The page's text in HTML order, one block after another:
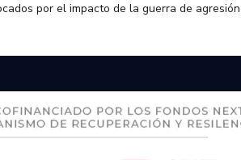
por el impacto de la guerra de